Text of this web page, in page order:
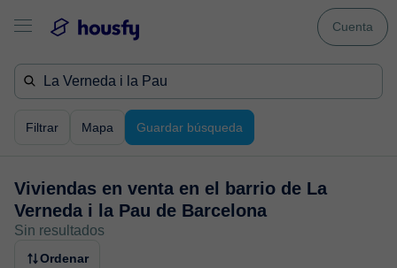
Cuenta
Filtrar Mapa Guardar búsqueda
Viviendas en venta en el barrio de La
Verneda i la Pau de Barcelona
Sin resultados
Ordenar